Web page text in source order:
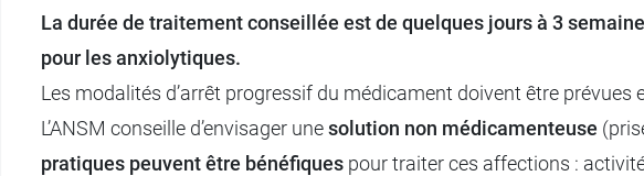
La durée de traitement conseillée est de quelques jours à 3
pour les anxiolytiques.
Les modalités d’arrêt progressif du médicament doivent être
L’ANSM conseille d’envisager unesolution non médicamenteuse
pratiques peuvent être bénéfiques pour traiter ces affections :